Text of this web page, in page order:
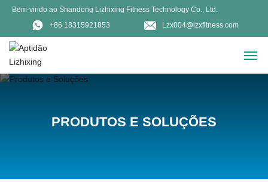
Bem-vindo ao Shandong Lizhixing Fitness Technology Co., Ltd.
+86 18315921853
Lzx004@lzxfitness.com
PRODUTOSPRODUTOS E SOLUÇÕES